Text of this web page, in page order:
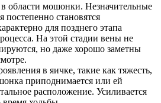
области мошонки. Незначительные
становятся
для позднего этапа
На этой стадии вены не
но даже хорошо заметны
в яичке, такие как тяжесть,
приподнимается или ей
расположение. Усиливается